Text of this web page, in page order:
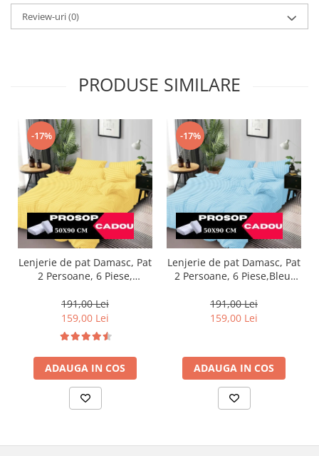
Review-uri(0)
PRODUSE SIMILARE
-17%
Lenjerie de pat Damasc, Pat
2 Persoane, 6 Piese,
191,00 Lei
159,00 Lei
ADAUGA IN COS
-17%
Lenjerie de pat Damasc, Pat
2 Persoane, 6 Piese,Bleu-
191,00 Lei
159,00 Lei
ADAUGA IN COS